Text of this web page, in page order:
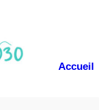
Accueil